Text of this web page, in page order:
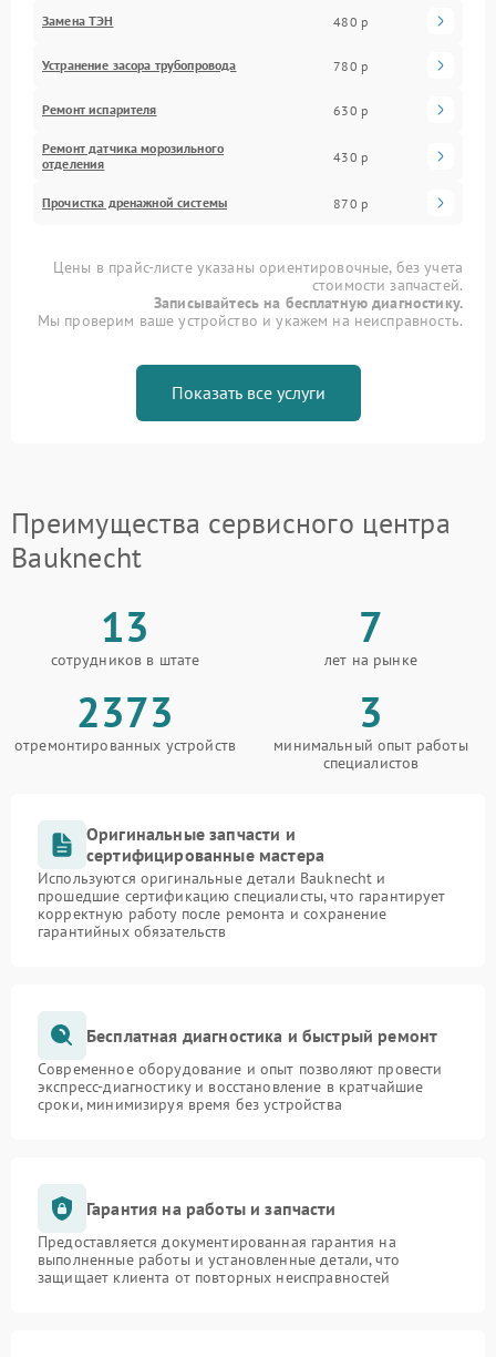
Замена ТЭН 480 р
Устранение засора трубопровода 780 р
Ремонт испарителя 630 р
Ремонт датчика морозильного
отделения
430 р
Прочистка дренажной системы 870 р
Цены в прайс-листе указаны ориентировочные, без учета
стоимости запчастей.
Записывайтесь на бесплатную диагностику.
Мы проверим ваше устройство и укажем на неисправность.
Показать все услуги
Преимущества сервисного центра
Bauknecht
13
сотрудников в штате
7
лет на рынке
2373
отремонтированных устройств
3
минимальный опыт работы
специалистов
Оригинальные запчасти и
сертифицированные мастера
Используются оригинальные детали Bauknecht и
прошедшие сертификацию специалисты, что гарантирует
корректную работу после ремонта и сохранение
гарантийных обязательств
Бесплатная диагностика и быстрый ремонт
Современное оборудование и опыт позволяют провести
экспресс-диагностику и восстановление в кратчайшие
сроки, минимизируя время без устройства
Гарантия на работы и запчасти
Предоставляется документированная гарантия на
выполненные работы и установленные детали, что
защищает клиента от повторных неисправностей